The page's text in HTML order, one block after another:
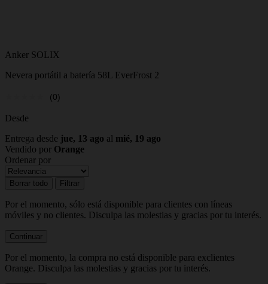
Anker SOLIX
Nevera portátil a batería 58L EverFrost 2
(0)
Desde
Entrega desde jue, 13 ago al mié, 19 ago
Vendido por Orange
Ordenar por
Borrar todo Filtrar
Por el momento, sólo está disponible para clientes con líneas
móviles y no clientes. Disculpa las molestias y gracias por tu interés.
Continuar
Por el momento, la compra no está disponible para exclientes
Orange. Disculpa las molestias y gracias por tu interés.